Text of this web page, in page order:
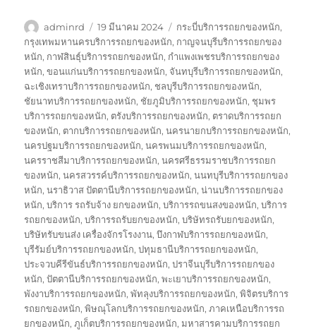
ผู้
เขียน
adminrd
เขียน
เมื่อ
19 มีนาคม 2024
ป้าย
กำกับ
กระบี่บริการรถยกของหนัก,
กรุงเทพมหานครบริการรถยกของหนัก, กาญจนบุรีบริการรถยกของ
หนัก, กาฬสินธุ์บริการรถยกของหนัก, กำแพงเพชรบริการรถยกของ
หนัก,ขอนแก่นบริการรถยกของหนัก, จันทบุรีบริการรถยกของหนัก,
ฉะเชิงเทราบริการรถยกของหนัก, ชลบุรีบริการรถยกของหนัก,
ชัยนาทบริการรถยกของหนัก, ชัยภูมิบริการรถยกของหนัก, ชุมพร
บริการรถยกของหนัก, ตรังบริการรถยกของหนัก, ตราดบริการรถยก
ของหนัก, ตากบริการรถยกของหนัก,นครนายกบริการรถยกของหนัก,
นครปฐมบริการรถยกของหนัก,นครพนมบริการรถยกของหนัก,
นครราชสีมาบริการรถยกของหนัก,นครศรีธรรมราชบริการรถยก
ของหนัก,นครสวรรค์บริการรถยกของหนัก,นนทบุรีบริการรถยกของ
หนัก,นราธิวาส ปัตตานีบริการรถยกของหนัก,น่านบริการรถยกของ
หนัก,บริการ รถรับจ้าง ยกของหนัก,บริการรถขนสงของหนัก,บริการ
รถยกของหนัก,บริการรถรับยกของหนัก,บริษัทรถรับยกของหนัก,
บริษัทรับขนส่ง เครื่องจักรโรงงาน,บึงกาฬบริการรถยกของหนัก,
บุรีรัมย์บริการรถยกของหนัก,ปทุมธานีบริการรถยกของหนัก,
ประจวบคีรีขันธ์บริการรถยกของหนัก,ปราจีนบุรีบริการรถยกของ
หนัก,ปัตตานีบริการรถยกของหนัก,พะเยาบริการรถยกของหนัก,
พังงาบริการรถยกของหนัก,พัทลุงบริการรถยกของหนัก,พิจิตรบริการ
รถยกของหนัก,พิษณุโลกบริการรถยกของหนัก,ภาคเหนือบริการรถ
ยกของหนัก,ภูเก็ตบริการรถยกของหนัก,มหาสารคามบริการรถยก